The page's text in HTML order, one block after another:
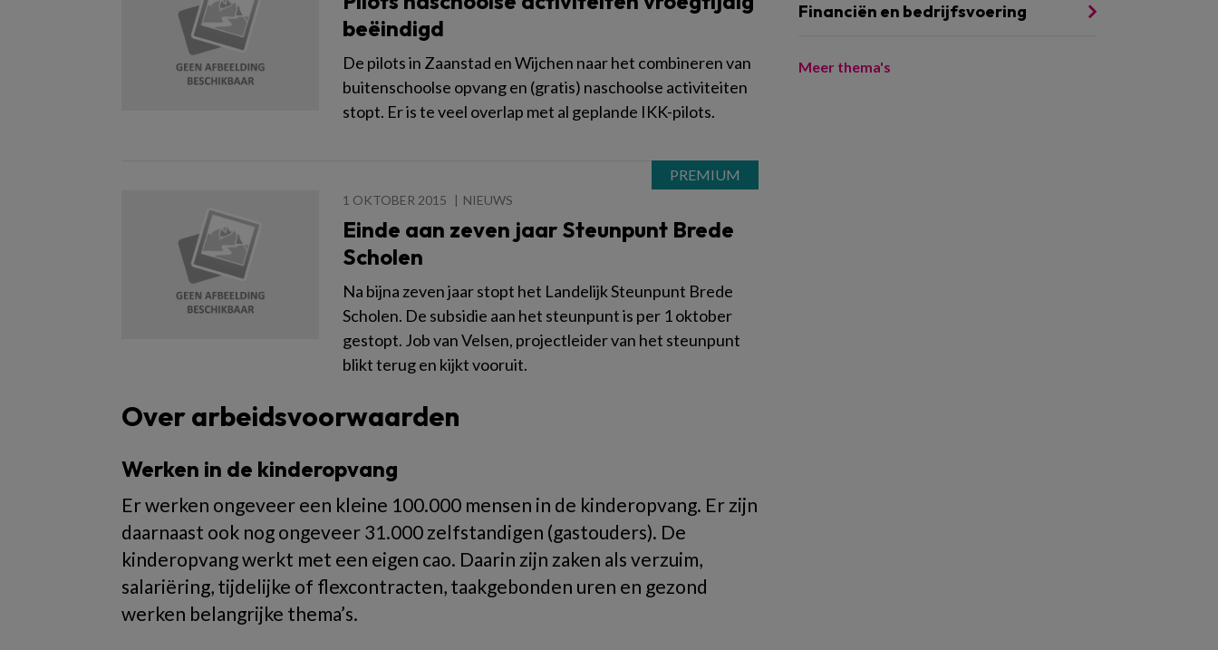
beëindigd
De pilots in Zaanstad en Wijchen naar het combineren van
buitenschoolse opvang en (gratis) naschoolse activiteiten
stopt. Er is te veel overlap met al geplande IKK-pilots.
1 OKTOBER 2015 NIEUWS
Einde aan zeven jaar Steunpunt Brede
Scholen
Na bijna zeven jaar stopt het Landelijk Steunpunt Brede
Scholen. De subsidie aan het steunpunt is per 1 oktober
gestopt. Job van Velsen, projectleider van het steunpunt
blikt terug en kijkt vooruit.
Over arbeidsvoorwaarden
Werken in de kinderopvang
Er werken ongeveer een kleine 100.000 mensen in de kinderopvang. Er zijn
daarnaast ook nog ongeveer 31.000 zelfstandigen (gastouders). De
kinderopvang werkt met een eigen cao. Daarin zijn zaken als verzuim,
salariëring, tijdelijke of flexcontracten, taakgebonden uren en gezond
werken belangrijke thema’s.
Financiën en bedrijfsvoering
Meer thema's